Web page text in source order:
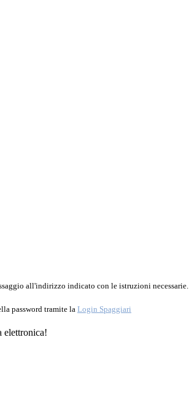
all'indirizzo indicato con le istruzioni necessarie.
password tramite la Login Spaggiari
elettronica!